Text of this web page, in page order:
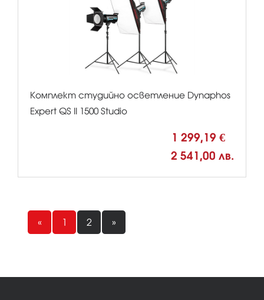
Комплект студийно осветление Dynaphos
Expert QS II 1500 Studio
1 299,19 €
2 541,00 лв.
« 1 2 »